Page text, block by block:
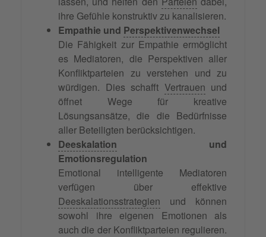
ihre Gefühle konstruktiv zu kanalisieren.
Empathie und Perspektivenwechsel
Die Fähigkeit zur Empathie ermöglicht
es Mediatoren, die Perspektiven aller
Konfliktparteien zu verstehen und zu
würdigen. Dies schafft Vertrauen und
öffnet Wege für kreative
Lösungsansätze, die die Bedürfnisse
aller Beteiligten berücksichtigen.
Deeskalation und
Emotionsregulation
Emotional intelligente Mediatoren
verfügen über effektive
Deeskalationsstrategien und können
sowohl ihre eigenen Emotionen als
auch die der Konfliktparteien regulieren.